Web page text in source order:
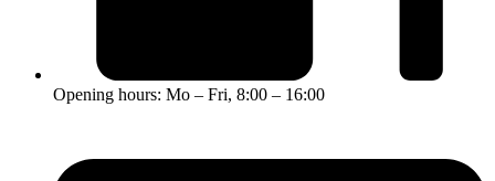
Opening hours: Mo – Fri, 8:00 – 16:00